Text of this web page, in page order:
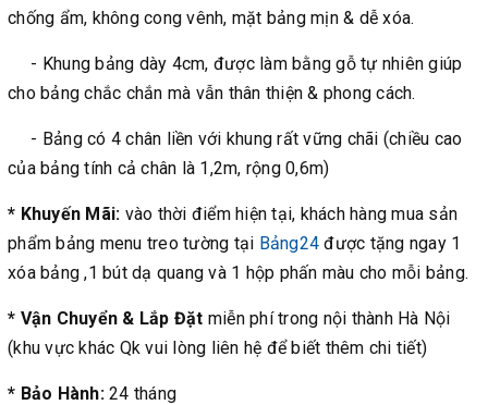
chống ẩm, không cong vênh, mặt bảng mịn & dễ xóa.
- Khung bảng dày 4cm, được làm bằng gỗ tự nhiên giúp
cho bảng chắc chắn mà vẫn thân thiện & phong cách.
- Bảng có 4 chân liền với khung rất vững chãi (chiều cao
của bảng tính cả chân là 1,2m, rộng 0,6m)
* Khuyến Mãi: vào thời điểm hiện tại, khách hàng mua sản
phẩm bảng menu treo tường tại Bảng24 được tặng ngay 1
xóa bảng ,1 bút dạ quang và 1 hộp phấn màu cho mỗi bảng.
* Vận Chuyển & Lắp Đặt miễn phí trong nội thành Hà Nội
(khu vực khác Qk vui lòng liên hệ để biết thêm chi tiết)
* Bảo Hành:24 tháng